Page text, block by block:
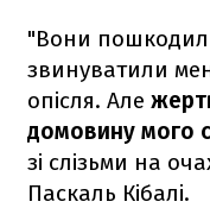
"Вони
звинуватили
опісля. Але
домовину мого
зі слізьми на
Паскаль Кібалі.